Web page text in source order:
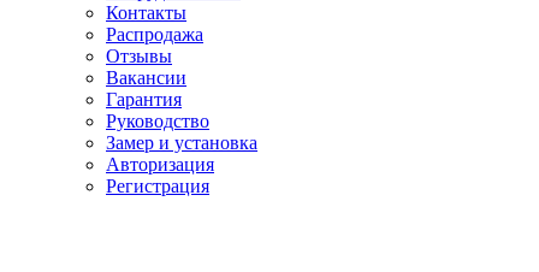
Контакты
Распродажа
Отзывы
Вакансии
Гарантия
Руководство
Замер и установка
Авторизация
Регистрация